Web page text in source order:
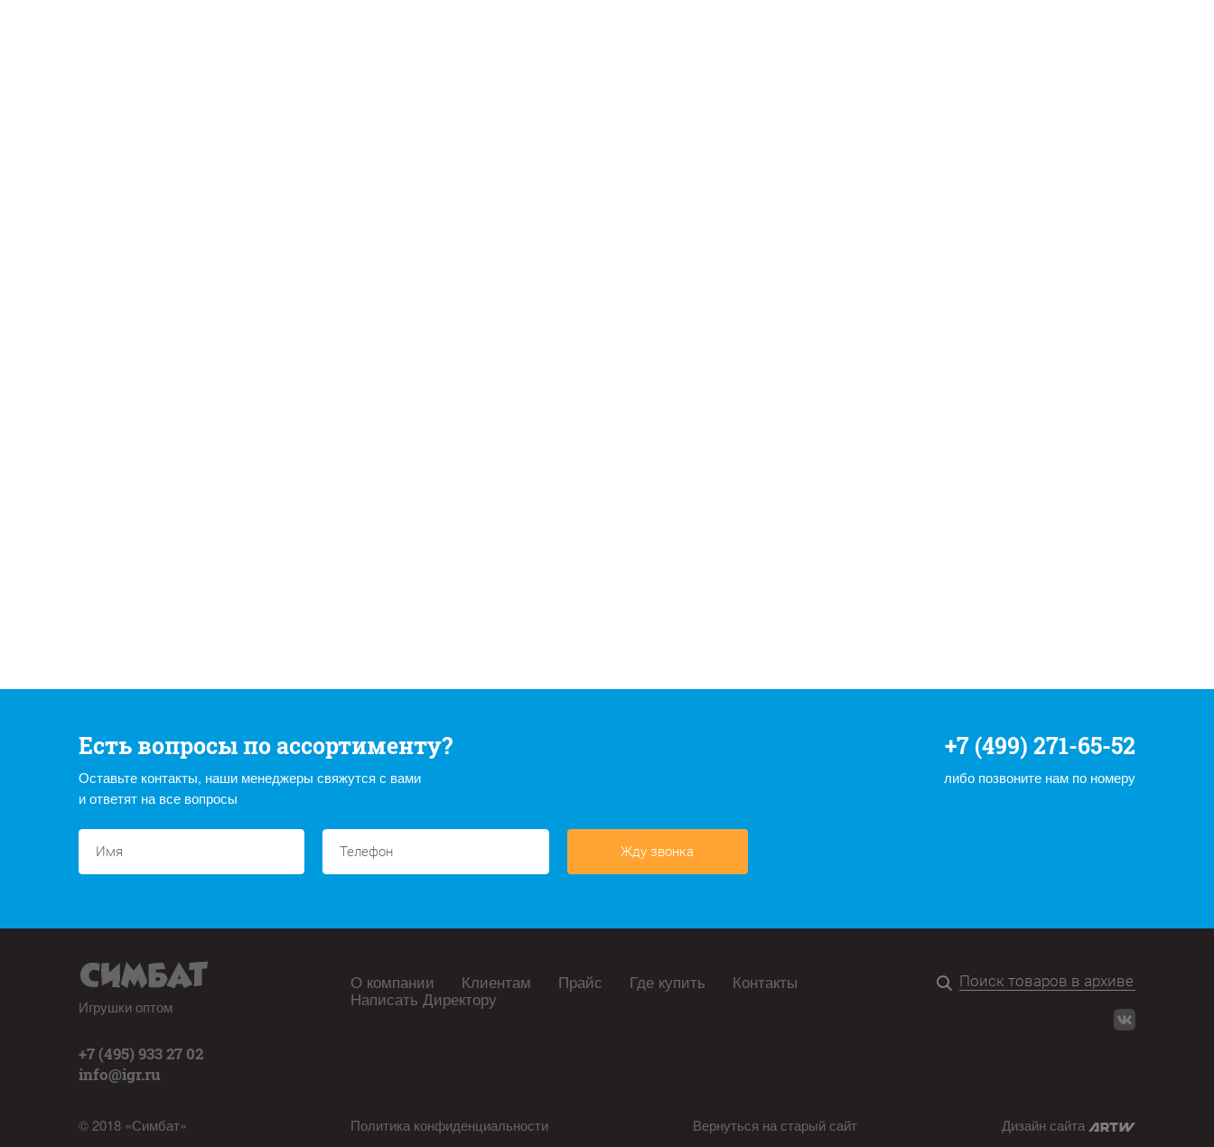
Есть вопросы по ассортименту?
Оставьте контакты, наши менеджеры свяжутся с вами
и ответят на все вопросы
+7 (499) 271-65-52
либо позвоните нам по номеру
Жду звонка
Игрушки оптом
+7 (495) 933 27 02
info@igr.ru
© 2018 «Симбат»
О компании Клиентам Прайс Где купить Контакты
Написать Директору
Политика конфиденциальности Вернуться на старый сайт Дизайн сайта